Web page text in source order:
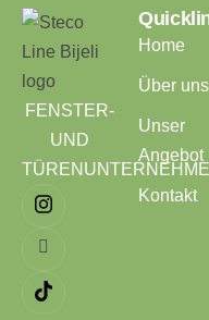
FENSTER-
UND
Home
Über uns
Unser
Angebot
Kontakt